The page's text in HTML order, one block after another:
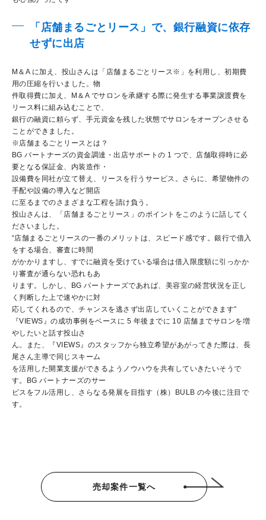
「店舗まるごとリース」で、銀行融資に依存
せずに出店
M＆A に加え、投山さんは「店舗まるごとリース※」を利用し、初期費
用の圧縮を行いました。物
件取得費に加え、M＆A でサロンを承継する際に発生する事業譲渡費を
リース料に組み込むことで、
銀行の融資に頼らず、手元資金を残した状態でサロンをオープンさせる
ことができました。
※店舗まるごとリースとは？
BG パートナーズの資金調達・出店サポートの 1 つで、店舗取得時に必
要となる保証金、内装造作・
設備費を同社が立て替え、リースを行うサービス。さらに、希望物件の
手配や設備の導入など開店
に至るまでのさまざまな工程を請け負う。
投山さんは、「店舗まるごとリース」のポイントをこのように話してく
ださいました。
“店舗まるごとリースの一番のメリットは、スピード感です。銀行で借入
をする場合、審査に時間
がかかりますし、すでに融資を受けている場合は借入限度額に引っかか
り審査が通らない恐れもあ
ります。しかし、BG パートナーズであれば、美容室の経営状況を正し
く判断した上で速やかに対
応してくれるので、チャンスを逃さず出店していくことができます”
『VIEWS』の成功事例をベースに 5 年後までに 10 店舗までサロンを増
やしたいと話す投山さ
ん。また、『VIEWS』のスタッフから独立希望があがってきた際は、長
尾さん主導で同じスキーム
を活用した開業支援ができるようノウハウを共有していきたいそうで
す。BG パートナーズのサー
ビスをフル活用し、さらなる発展を目指す（株）BULB の今後に注目で
す。
売却案件一覧へ